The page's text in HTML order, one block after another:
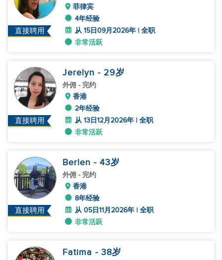
直接聘用
菲律宾
4年经验
从 15日09月2026年 | 全职
非常活跃
直接聘用
Jerelyn - 29岁
外佣 - 完约
香港
2年经验
从 13日12月2026年 | 全职
非常活跃
直接聘用
Berlen - 43岁
外佣 - 完约
香港
8年经验
从 05日11月2026年 | 全职
非常活跃
Fatima - 38岁